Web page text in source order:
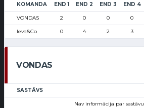
KOMANDA END 1 END 2 END 3 END 4
VONDAS 2 0 0 0
Ieva&Co 0 4 2 3
VONDAS
SASTĀVS
Nav informācija par sastāvu